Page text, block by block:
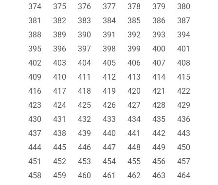
374
375 376 377 378 379
380
381
382 383 384 385 386
387
388
389 390 391 392 393
394
395
396 397 398 399 400
401
402
403 404 405 406 407
408
409
410 411 412 413 414
415
416
417 418 419 420 421
422
423
424 425 426 427 428
429
430
431 432 433 434 435
436
437
438 439 440 441 442
443
444
445 446 447 448 449
450
451
452 453 454 455 456
457
458
459 460 461 462 463
464